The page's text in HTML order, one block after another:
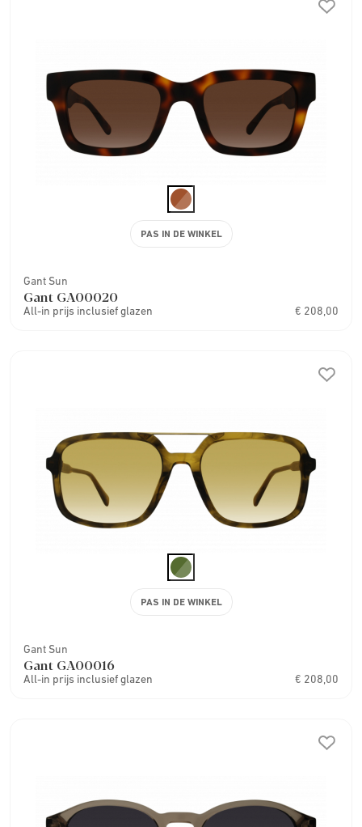
Gant Sun
Gant GA00020
All-in prijs inclusief glazen € 208,00
PAS IN DE WINKEL
Gant Sun
Gant GA00016
All-in prijs inclusief glazen € 208,00
PAS IN DE WINKEL